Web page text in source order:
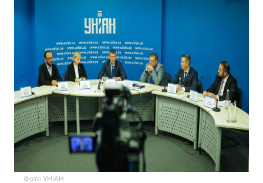
Екологія
РЕГІОНИ
Київ Львів
Дніпро Харків
Фото УНІАН